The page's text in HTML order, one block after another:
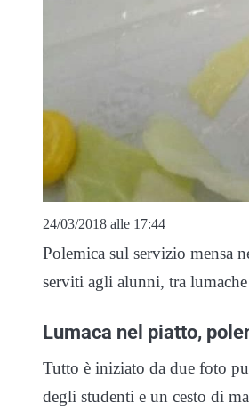
24/03/2018 alle 17:44
Polemica sul servizio mensa
serviti agli alunni, tra
Lumaca nel piatto,
Tutto è iniziato da due foto
degli studenti e un cesto di